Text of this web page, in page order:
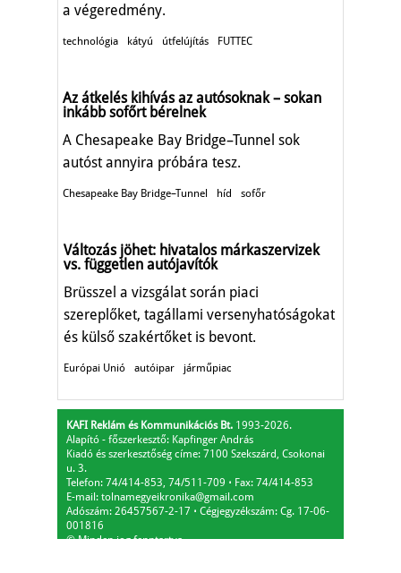
a végeredmény.
technológia kátyú útfelújítás FUTTEC
Az átkelés kihívás az autósoknak – sokan
inkább sofőrt bérelnek
A Chesapeake Bay Bridge–Tunnel sok
autóst annyira próbára tesz.
Chesapeake Bay Bridge–Tunnel híd sofőr
Változás jöhet: hivatalos márkaszervizek
vs. független autójavítók
Brüsszel a vizsgálat során piaci
szereplőket, tagállami versenyhatóságokat
és külső szakértőket is bevont.
Európai Unió autóipar járműpiac
KAFI Reklám és Kommunikációs Bt. 1993-2026.
Alapító - főszerkesztő: Kapfinger András
Kiadó és szerkesztőség címe: 7100 Szekszárd, Csokonai
u. 3.
Telefon: 74/414-853, 74/511-709 ⋅ Fax: 74/414-853
E-mail: tolnamegyeikronika@gmail.com
Adószám: 26457567-2-17 ⋅ Cégjegyzékszám: Cg. 17-06-
001816
© Minden jog fenntartva.